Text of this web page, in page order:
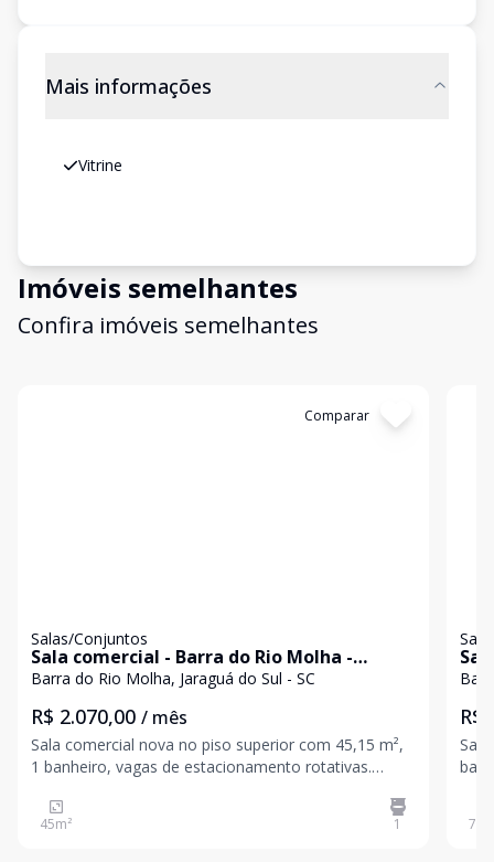
Mais informações
Vitrine
Imóveis semelhantes
Confira imóveis semelhantes
Comparar
Salas/Conjuntos
Sala comercial - Barra do Rio Molha -
Jaraguá do Sul / SC
Barra do Rio Molha, Jaraguá do Sul - SC
R$ 2.070,00 / mês
Sala comercial nova no piso superior com 45,15 m²,
1 banheiro, vagas de estacionamento rotativas.
Ótima visibilidade para clientes *Imóvel em fase de
construção, possibilidade de opção de unific
45m² 1
R$
74